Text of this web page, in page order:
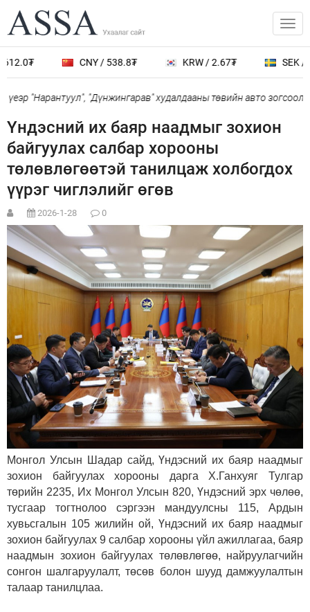
CNY / 538.8₮ KRW / 2.67₮ SEK /
"Нарантуул", "Дүнжингарав" худалдааны төвийн авто зогсоолыг
Үндэсний их баяр наадмыг зохион
байгуулах салбар хорооны
төлөвлөгөөтэй танилцаж холбогдох
үүрэг чиглэлийг өгөв
2026-1-28 0
Монгол Улсын Шадар сайд, Үндэсний их баяр наадмыг
зохион байгуулах хорооны дарга Х.Ганхуяг Тулгар
төрийн 2235, Их Монгол Улсын 820, Үндэсний эрх чөлөө,
тусгаар тогтнолоо сэргээн мандуулсны 115, Ардын
хувьсгалын 105 жилийн ой, Үндэсний их баяр наадмыг
зохион байгуулах 9 салбар хорооны үйл ажиллагаа, баяр
наадмын зохион байгуулах төлөвлөгөө, найруулагчийн
сонгон шалгаруулалт, төсөв болон шууд дамжуулалтын
талаар танилцлаа.